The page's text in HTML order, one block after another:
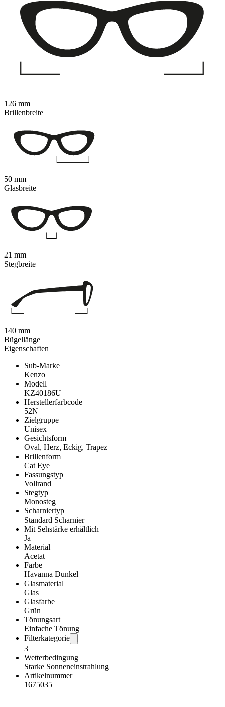
Eigenschaften
Sub-Marke
Kenzo
Modell
KZ40186U
Herstellerfarbcode
52N
Zielgruppe
Unisex
Gesichtsform
Oval, Herz, Eckig, Trapez
Brillenform
Cat Eye
Fassungstyp
Vollrand
Stegtyp
Monosteg
Scharniertyp
Standard Scharnier
Mit Sehstärke erhältlich
Ja
Material
Acetat
Farbe
Havanna Dunkel
Glasmaterial
Glas
Glasfarbe
Grün
Tönungsart
Einfache Tönung
Filterkategorie
3
Wetterbedingung
Starke Sonneneinstrahlung
Artikelnummer
1675035
126 mm
Brillenbreite
50 mm
Glasbreite
21 mm
Stegbreite
140 mm
Bügellänge